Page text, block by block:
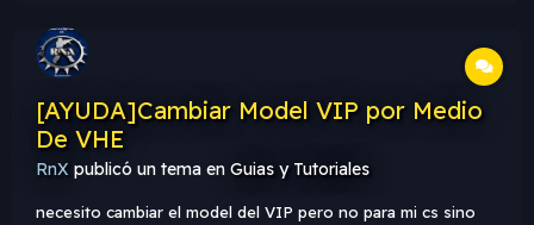
[AYUDA]Cambiar Model VIP por Medio
De VHE
RnX publicó un tema en Guias y Tutoriales
necesito cambiar el model del VIP pero no para mi cs sino